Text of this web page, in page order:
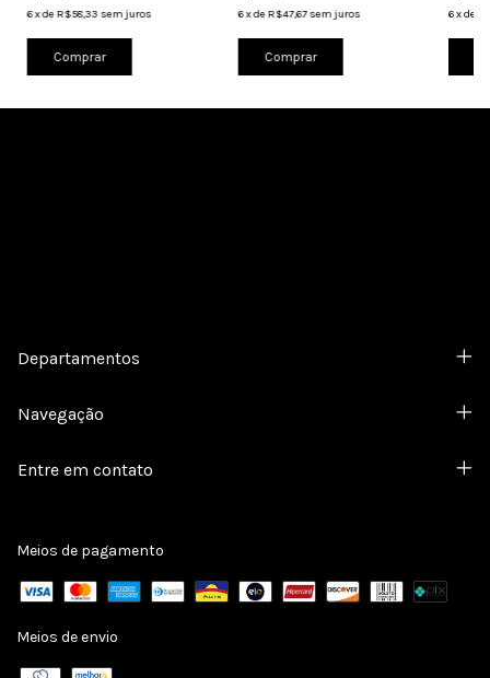
6xdeR$58,33 sem juros
Comprar
6xdeR$47,67 sem juros
Comprar
6xde
Departamentos
Navegação
Entre em contato
Meios de pagamento
Meios de envio